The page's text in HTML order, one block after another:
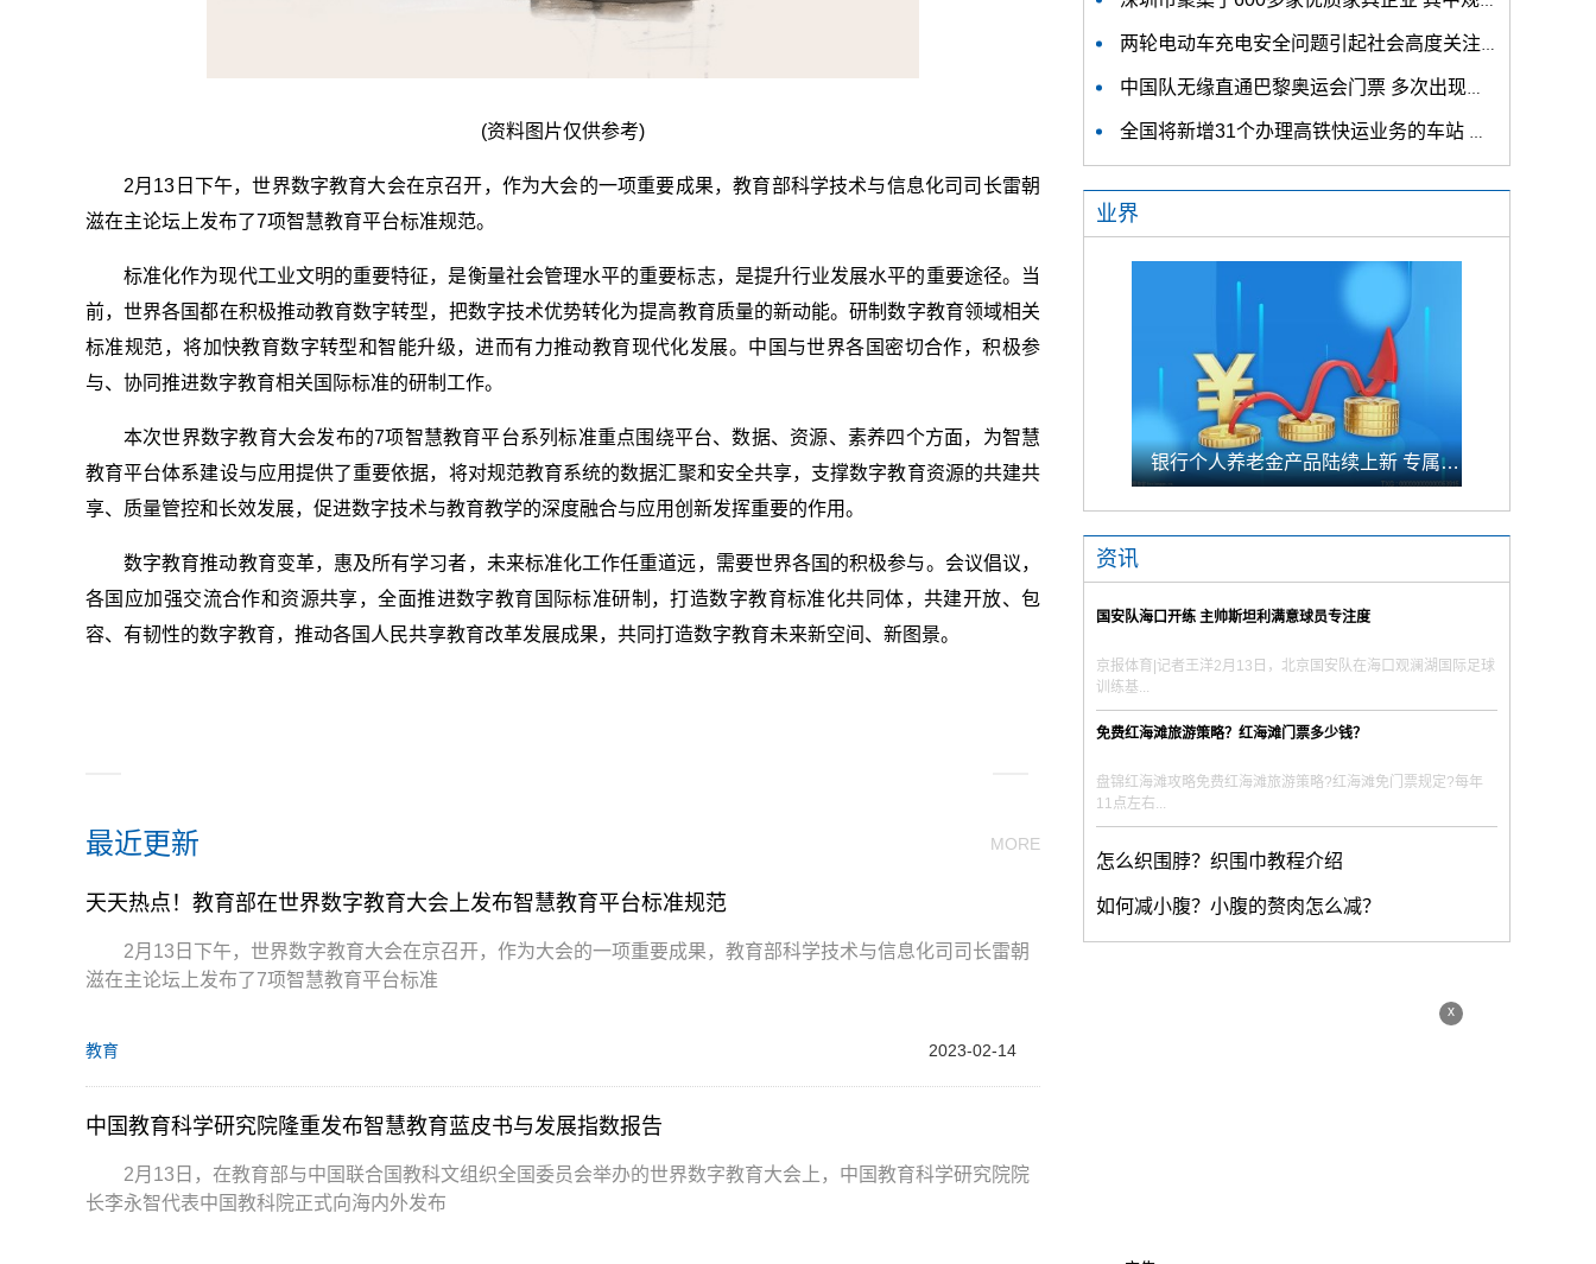
(资料图片仅供参考)
2月13日下午，世界数字教育大会在京召开，作为大会的一项重要成果，教育部科学技术与信息化司司长雷朝
滋在主论坛上发布了7项智慧教育平台标准规范。
标准化作为现代工业文明的重要特征，是衡量社会管理水平的重要标志，是提升行业发展水平的重要途径。当
前，世界各国都在积极推动教育数字转型，把数字技术优势转化为提高教育质量的新动能。研制数字教育领域相关
标准规范，将加快教育数字转型和智能升级，进而有力推动教育现代化发展。中国与世界各国密切合作，积极参
与、协同推进数字教育相关国际标准的研制工作。
本次世界数字教育大会发布的7项智慧教育平台系列标准重点围绕平台、数据、资源、素养四个方面，为智慧
教育平台体系建设与应用提供了重要依据，将对规范教育系统的数据汇聚和安全共享，支撑数字教育资源的共建共
享、质量管控和长效发展，促进数字技术与教育教学的深度融合与应用创新发挥重要的作用。
数字教育推动教育变革，惠及所有学习者，未来标准化工作任重道远，需要世界各国的积极参与。会议倡议，
各国应加强交流合作和资源共享，全面推进数字教育国际标准研制，打造数字教育标准化共同体，共建开放、包
容、有韧性的数字教育，推动各国人民共享教育改革发展成果，共同打造数字教育未来新空间、新图景。
最近更新 MORE
天天热点！教育部在世界数字教育大会上发布智慧教育平台标准规范
2月13日下午，世界数字教育大会在京召开，作为大会的一项重要成果，教育部科学技术与信息化司司长雷朝
滋在主论坛上发布了7项智慧教育平台标准
教育 2023-02-14
中国教育科学研究院隆重发布智慧教育蓝皮书与发展指数报告
2月13日，在教育部与中国联合国教科文组织全国委员会举办的世界数字教育大会上，中国教育科学研究院院
长李永智代表中国教科院正式向海内外发布
两轮电动车充电安全问题引起社会高度关注 多措并举强化充电安全监管
中国队无缘直通巴黎奥运会门票 多次出现失误平衡木唐茜靖、罗蕊掉木
全国将新增31个办理高铁快运业务的车站 高铁快运车站将达280个
业界
银行个人养老金产品陆续上新 专属储蓄期限偏1年至5年的中长期
资讯
国安队海口开练 主帅斯坦利满意球员专注度
京报体育|记者王洋2月13日，北京国安队在海口观澜湖国际足球
训练基...
免费红海滩旅游策略？红海滩门票多少钱？
盘锦红海滩攻略免费红海滩旅游策略?红海滩免门票规定?每年
11点左右...
怎么织围脖？织围巾教程介绍
如何减小腹？小腹的赘肉怎么减？
x